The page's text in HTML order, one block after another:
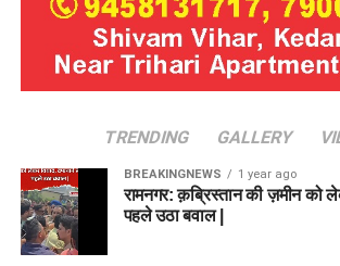
TRENDING GALLERY
BREAKINGNEWS 1 year ago
रामनगर: क़ब्रिस्तान की ज़मीन को
पहले उठा बवाल |